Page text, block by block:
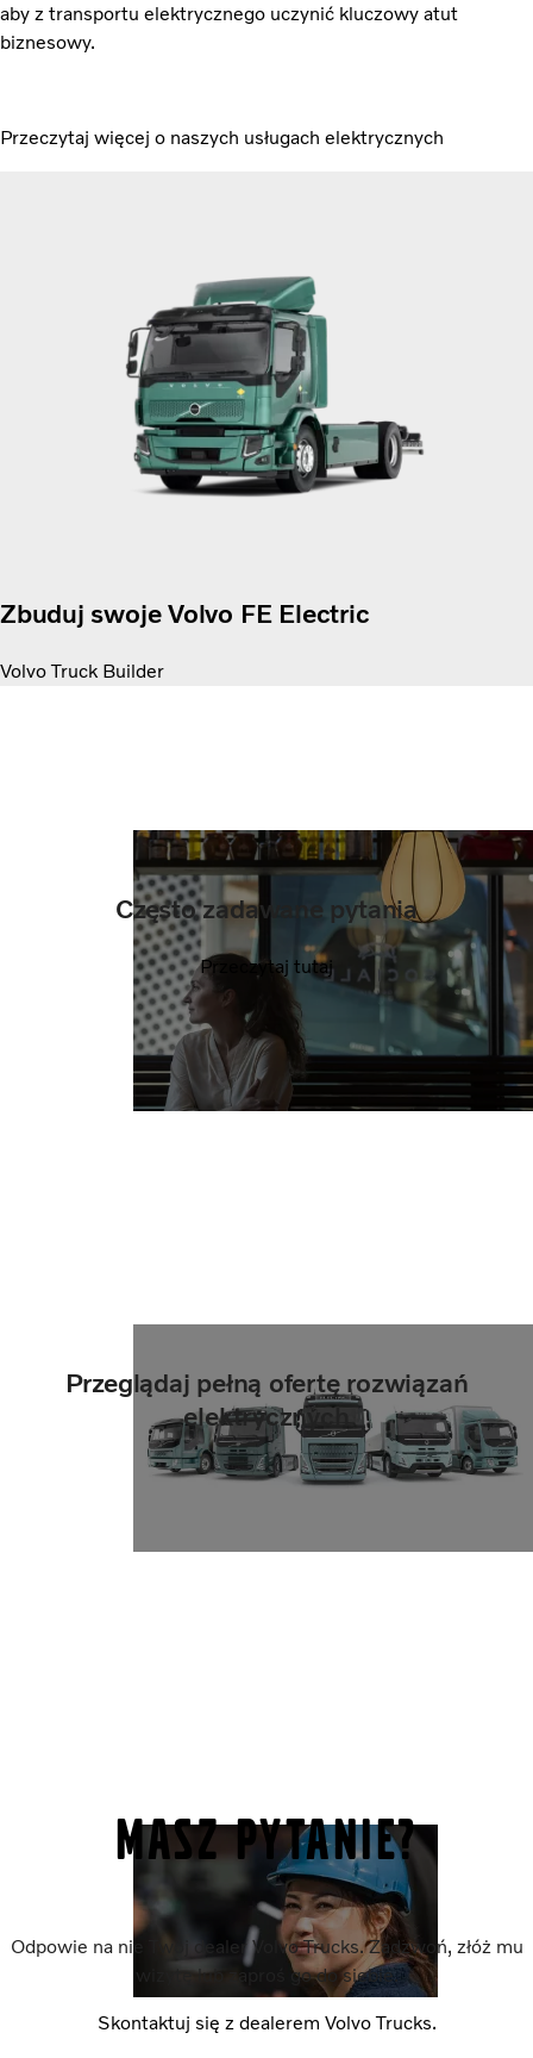
aby z transportu elektrycznego uczynić kluczowy atut
biznesowy.
Przeczytaj więcej o naszych usługach elektrycznych
Zbuduj swoje Volvo FE Electric
Volvo Truck Builder
Często zadawane pytania
Przeczytaj tutaj
Przeglądaj pełną ofertę rozwiązań
elektrycznych
Masz pytanie?
Odpowie na nie Twój dealer Volvo Trucks. Zadzwoń, złóż mu
wizytę lub zaproś go do siebie.
Skontaktuj się z dealerem Volvo Trucks.